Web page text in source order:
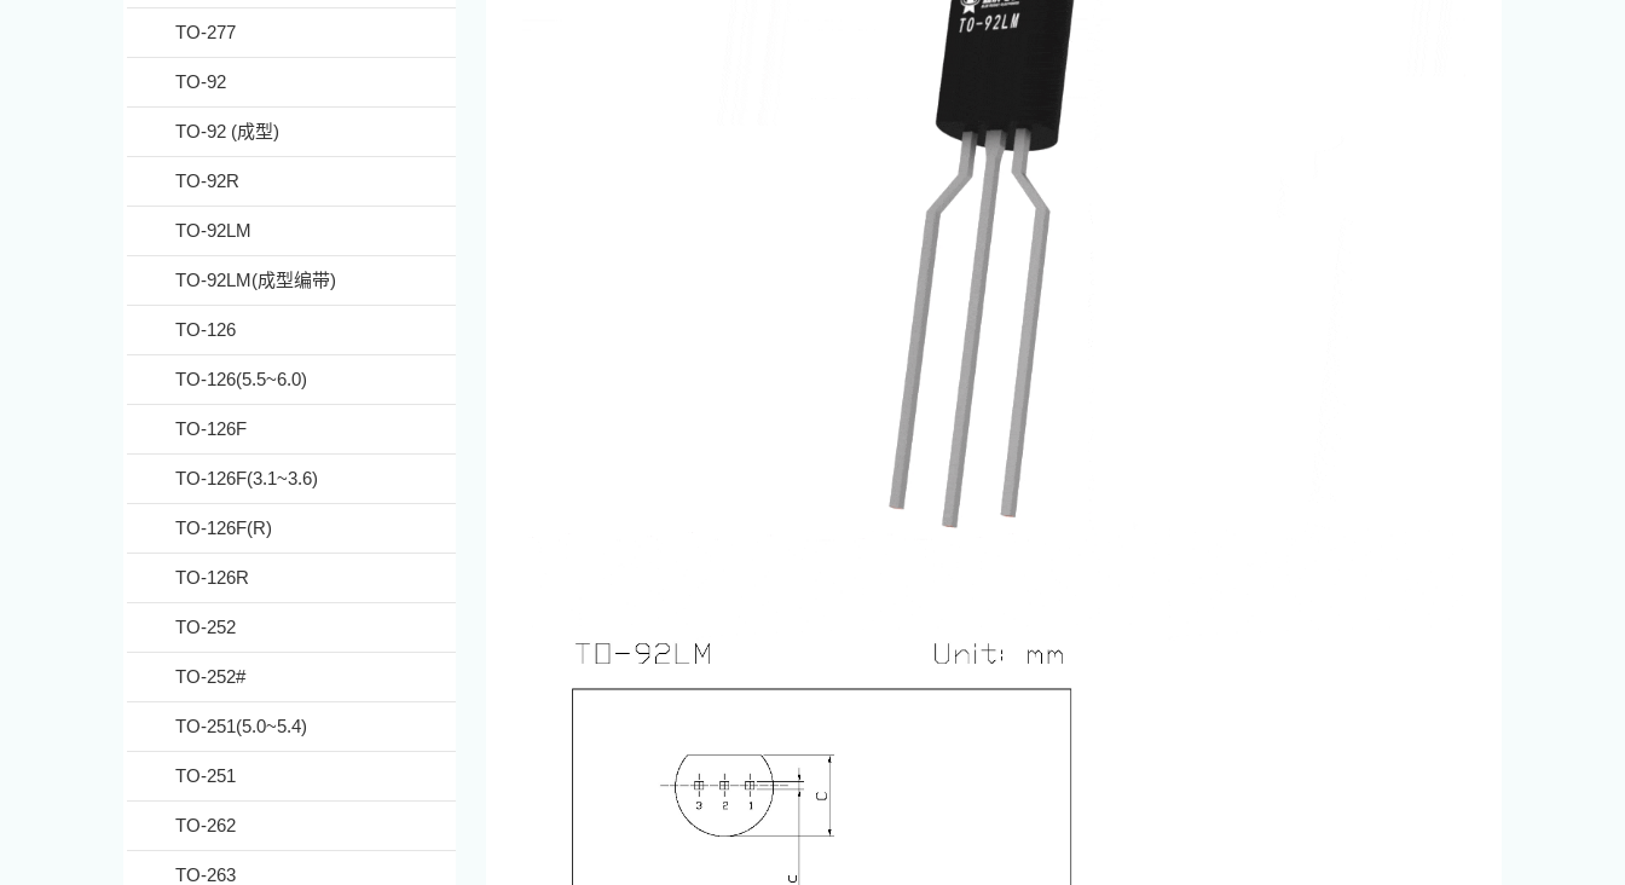
TO-277
TO-92
TO-92 (成型)
TO-92R
TO-92LM
TO-92LM(成型编带)
TO-126
TO-126(5.5~6.0)
TO-126F
TO-126F(3.1~3.6)
TO-126F(R)
TO-126R
TO-252
TO-252#
TO-251(5.0~5.4)
TO-251
TO-262
TO-263